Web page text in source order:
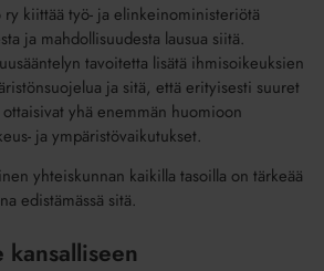
kiittää työ- ja elinkeinoministeriötä
ja mahdollisuudesta lausua siitä.
tavoitetta lisätä ihmisoikeuksien
ja sitä, että erityisesti suuret
yhä enemmän huomioon
ja ympäristövaikutukset.
yhteiskunnan kaikilla tasoilla on tärkeää
edistämässä sitä.
kansalliseen